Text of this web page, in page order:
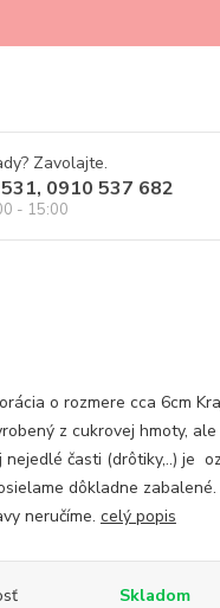
Zavolajte.
0910 537 682
- 15:00
o rozmere cca 6cm
z cukrovej hmoty,
nejedlé časti (drôtiky,..) je
dôkladne
neručíme. celý popis
Skladom